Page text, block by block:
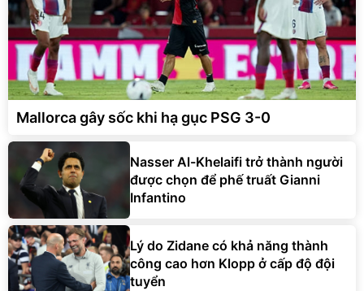
Mallorca gây sốc khi hạ gục PSG 3-0
Nasser Al-Khelaifi trở thành người
được chọn để phế truất Gianni
Infantino
Lý do Zidane có khả năng thành
công cao hơn Klopp ở cấp độ đội
tuyển